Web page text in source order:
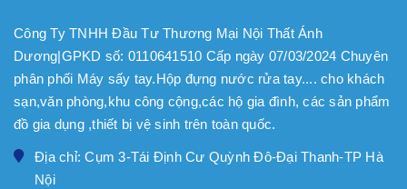
Công Ty TNHH Đầu Tư Thương Mại Nội Thất Ánh
Dương|GPKD số: 0110641510 Cấp ngày 07/03/2024 Chuyên
phân phối Máy sấy tay.Hộp đựng nước rửa tay.... cho khách
sạn,văn phòng,khu công cộng,các hộ gia đình, các sản phẩm
đồ gia dụng ,thiết bị vệ sinh trên toàn quốc.
Địa chỉ: Cụm 3-Tái Định Cư Quỳnh Đô-Đại Thanh-TP Hà
Nội